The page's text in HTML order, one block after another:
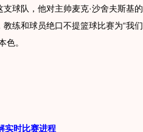
球队，他对主帅麦克·沙舍夫斯基的
练和球员绝口不提篮球比赛为“我们
色。
实时比赛进程